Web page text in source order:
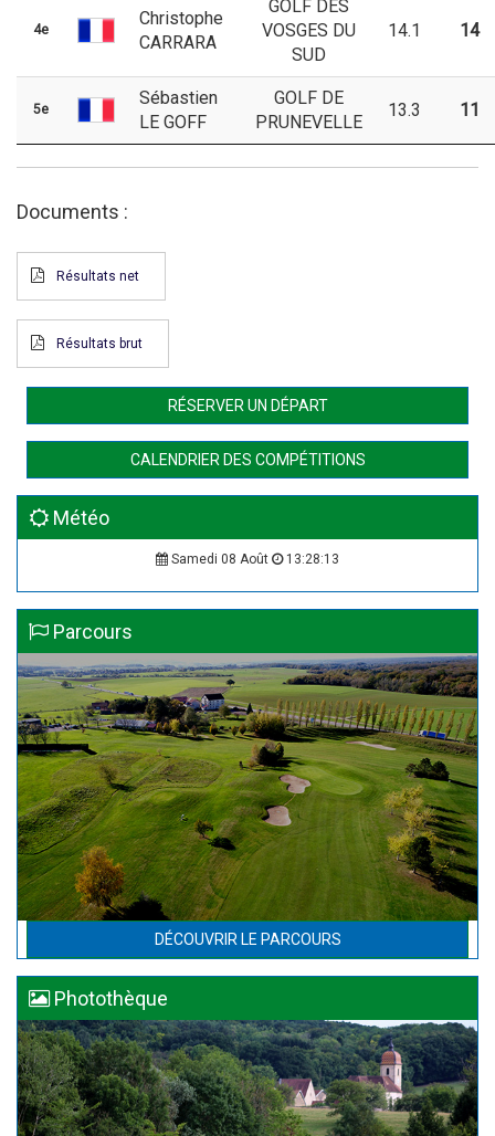
4e
Christophe
CARRARA
GOLF DES
VOSGES DU
SUD
14.1 14
5e
Sébastien
LE GOFF
GOLF DE
PRUNEVELLE
13.3 11
Documents :
Résultats net
Résultats brut
RÉSERVER UN DÉPART
CALENDRIER DES COMPÉTITIONS
Météo
Samedi 08 Août 13:28:14
Parcours
DÉCOUVRIR LE PARCOURS
Photothèque